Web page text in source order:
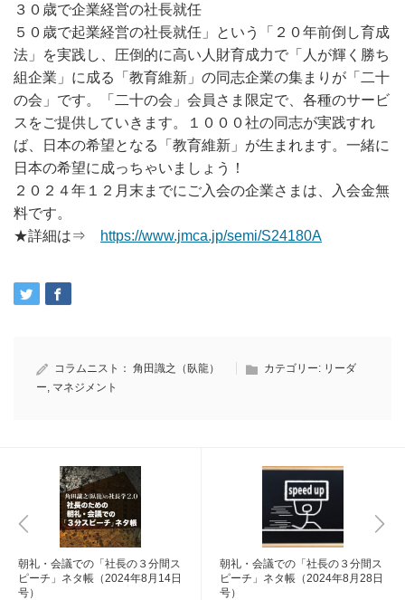
３０歳で企業経営の社長就任
５０歳で起業経営の社長就任」という「２０年前倒し育成
法」を実践し、圧倒的に高い人財育成力で「人が輝く勝ち
組企業」に成る「教育維新」の同志企業の集まりが「二十
の会」です。「二十の会」会員さま限定で、各種のサービ
スをご提供していきます。１０００社の同志が実践すれ
ば、日本の希望となる「教育維新」が生まれます。一緒に
日本の希望に成っちゃいましょう！
２０２４年１２月末までにご入会の企業さまは、入会金無
料です。
★詳細は⇒
https://www.jmca.jp/semi/S24180A
コラムニスト： 角田識之（臥龍） カテゴリー: リーダ
ー マネジメント
朝礼・会議での「社長の３分間ス
ピーチ」ネタ帳（2024年8月14日
号）
朝礼・会議での「社長の３分間ス
ピーチ」ネタ帳（2024年8月28日
号）